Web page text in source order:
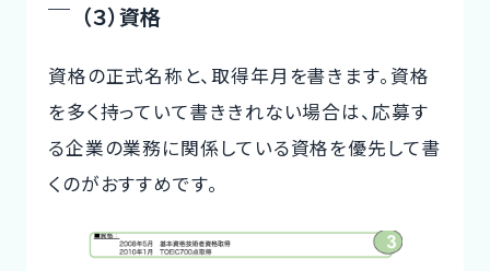
（３）資格
資格の正式名称と、取得年月を書きます。資格
を多く持っていて書ききれない場合は、応募す
る企業の業務に関係している資格を優先して書
くのがおすすめです。